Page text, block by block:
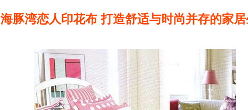
海豚湾恋人印花布 打造舒适与时尚并存的家